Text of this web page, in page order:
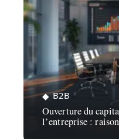
B2B
Ouverture du
l’entreprise :